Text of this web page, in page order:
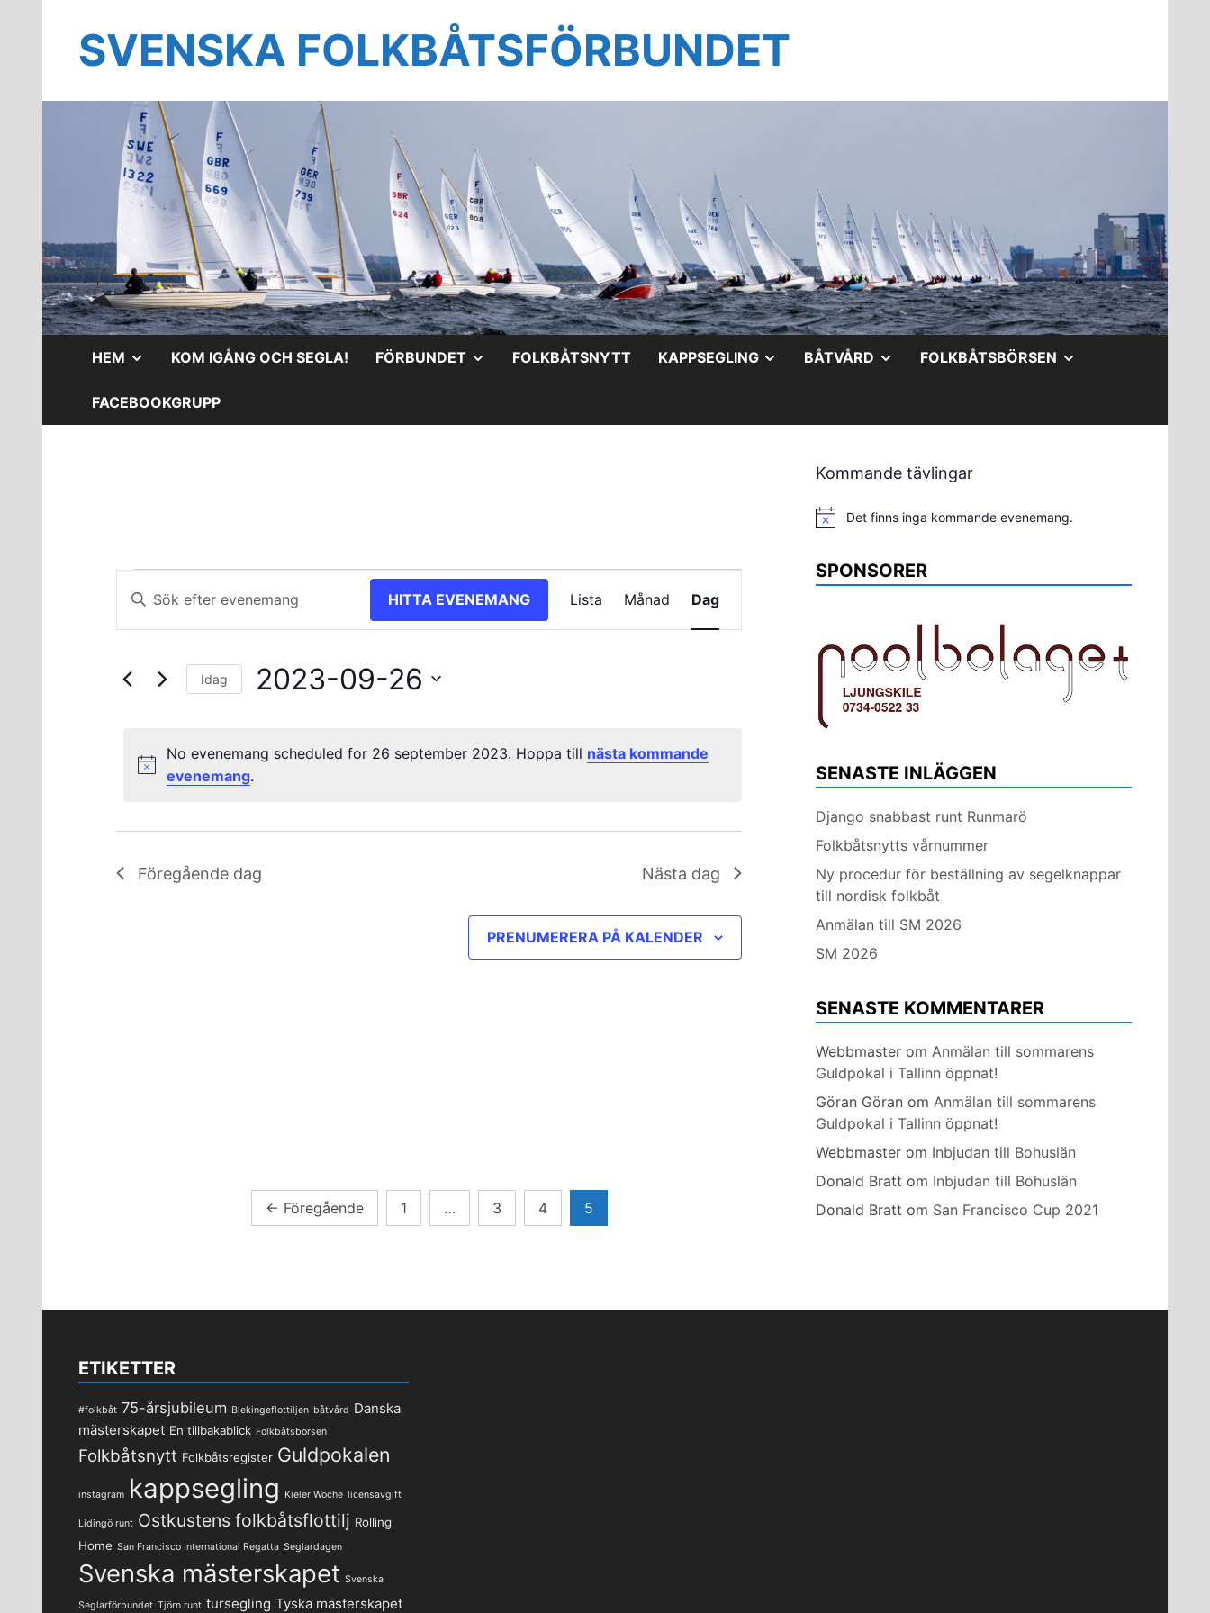
innehållSVENSKA FOLKBÅTSFÖRBUNDET
HEM VISA
UNDERMENY
KOM IGÅNG OCH SEGLA! FÖRBUNDET VISAFOLKBÅTSNYTT KAPPSEGLING VISABÅTVÅRD VISAFOLKBÅTSBÖRSEN
FACEBOOKGRUPP
Evenemang
för
26
2023No evenemang scheduled for 26 september 2023. Hoppa till nästa kommande
evenemang.
Views
Ange
nyckelord.
Sök
Evenemang
HITTA EVENEMANG
vynavigering
Lista Månad Dag
Idag 2023-09-26
Föregående dag Nästa dag
PRENUMERERA PÅ KALENDER
← Föregående 1 … 3 4 5
Kommande tävlingar
Notis Det finns inga kommande evenemang.
SPONSORER
SENASTE INLÄGGEN
Django snabbast runt Runmarö
Folkbåtsnytts vårnummer
Ny procedur för beställning av segelknappar
till nordisk folkbåt
Anmälan till SM 2026
SM 2026
SENASTE KOMMENTARER
Webbmaster om Anmälan till sommarens
Guldpokal i Tallinn öppnat!
Göran Göran om Anmälan till sommarens
Guldpokal i Tallinn öppnat!
Webbmaster om Inbjudan till Bohuslän
Donald Bratt om Inbjudan till Bohuslän
Donald Bratt om San Francisco Cup 2021
ETIKETTER
#folkbåt 75-årsjubileum Blekingeflottiljen båtvård Danska
mästerskapet En tillbakablick Folkbåtsbörsen
Folkbåtsnytt Folkbåtsregister Guldpokalen
instagram kappsegling Kieler Woche licensavgift
Lidingö runt Ostkustens folkbåtsflottilj Rolling
Home San Francisco International Regatta Seglardagen
Svenska mästerskapet Svenska
Seglarförbundet Tjörn runt tursegling Tyska mästerskapet